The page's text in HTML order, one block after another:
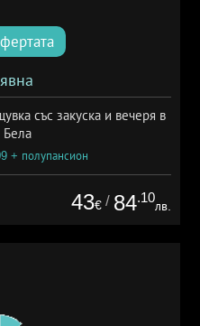
със закуска и вечеря в
Бела
+ полупансион
43€ / 84.10
лв.